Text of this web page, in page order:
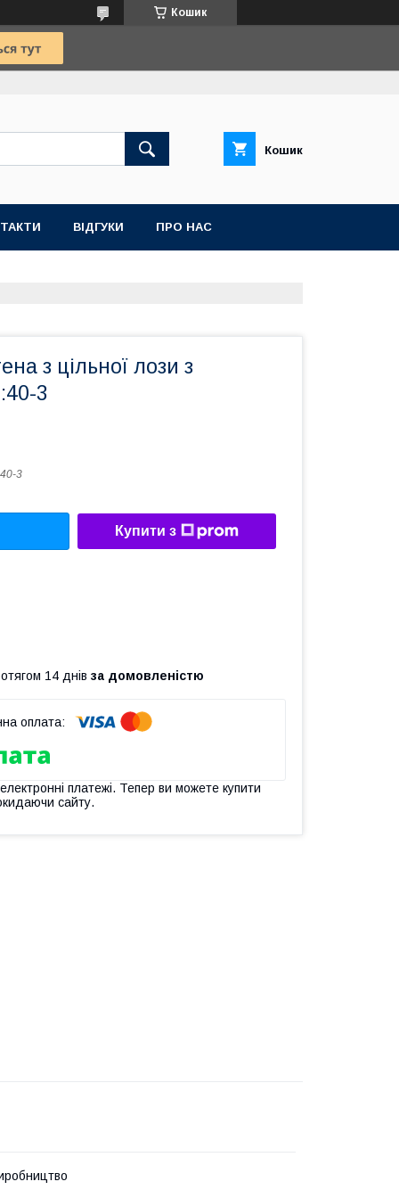
Кошик
Кошик
ВІДГУКИ ПРО НАС
з цільної лози з
3
3
Купити з
14 днів за домовленістю
платежі. Тепер ви можете купити
сайту.